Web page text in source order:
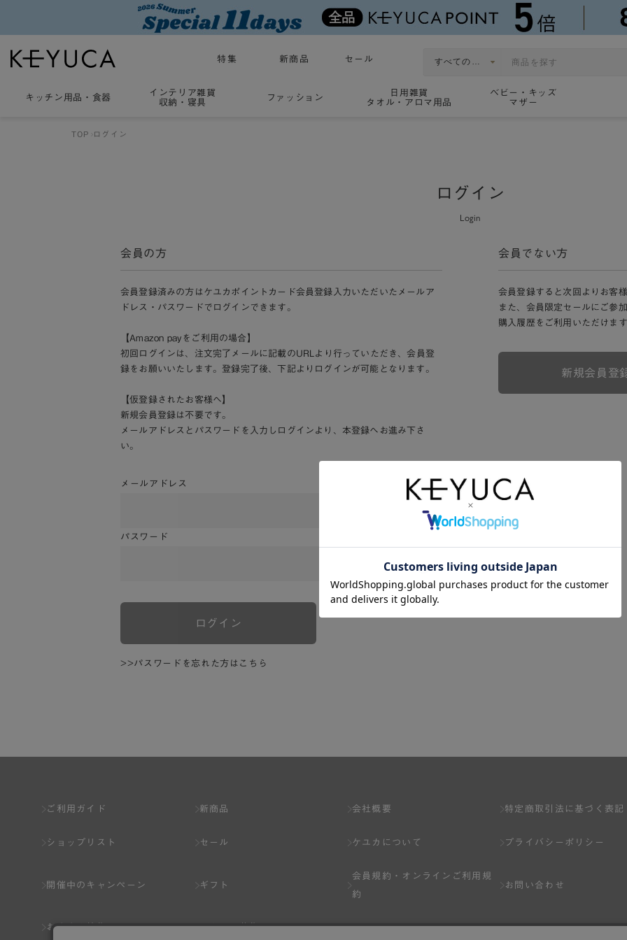
特集 新商品 セール
キッチン用品 ・ 食器
インテリア雑貨
収納・寝具
ファッション
日用雑貨
タオル・アロマ用品
ベビー・キッズ
マザー
TOP ログイン
ログイン
Login
会員の方
会員登録済みの方はケユカポイントカード会員登録入力いただいたメールア
ドレス・パスワードでログインできます。
【Amazon payをご利用の場合】
初回ログインは、注文完了メールに記載のURLより行っていただき、会員登
録をお願いいたします。登録完了後、下記よりログインが可能となります。
【仮登録されたお客様へ】
新規会員登録は不要です。
メールアドレスとパスワードを入力しログインより、本登録へお進み下さ
い。
メールアドレス
パスワード
ログイン
>>パスワードを忘れた方はこちら
会員でない方
会員登録すると次回よりお客
また、会員限定セールにご参
購入履歴をご利用いただけま
新規会員登
ご利用ガイド
ショップリスト
開催中のキャンペーン
おすすめ特集
新商品
セール
ギフト
スタッフ募集
会社概要
ケユカについて
会員規約・
オンラインご利用規
約
Q&A
特定商取引法に基づく表記
プライバシーポリシー
お問い合わせ